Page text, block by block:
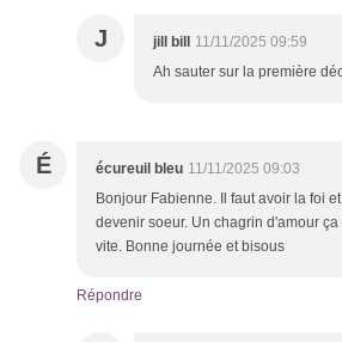
J jill bill
11/11/2025 09:59
Ah sauter sur la première
É écureuil bleu 11/11/2025 09:03
Bonjour Fabienne. Il faut avoir la foi
devenir soeur. Un chagrin d'amour
vite. Bonne journée et bisous
Répondre